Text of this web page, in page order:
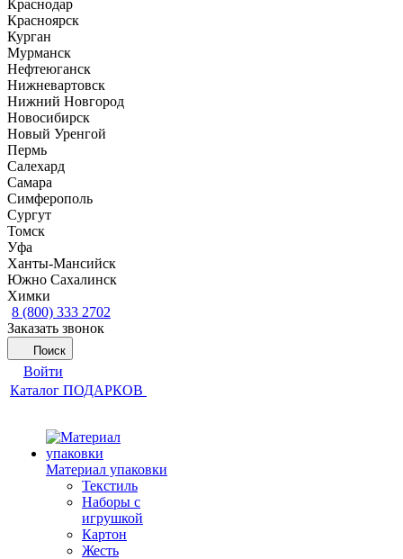
Краснодар
Красноярск
Курган
Мурманск
Нефтеюганск
Нижневартовск
Нижний Новгород
Новосибирск
Новый Уренгой
Пермь
Салехард
Самара
Симферополь
Сургут
Томск
Уфа
Ханты-Мансийск
Южно Сахалинск
Химки
8 (800) 333 2702
Заказать звонок
Поиск
Войти
Каталог ПОДАРКОВ
Материал упаковки
Текстиль
Наборы с
игрушкой
Картон
Жесть